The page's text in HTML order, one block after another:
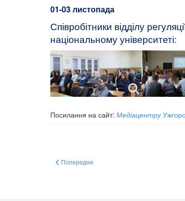
01-03 листопада
Співробітники відділу
національному університеті:
Посилання на сайт: Медіацентру
Попередня стаття: Створення ефективного
Попередня